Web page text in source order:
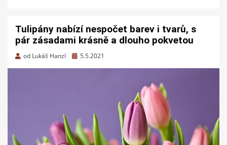
Tulipány nabízí nespočet barev i tvarů, s
pár zásadami krásně a dlouho pokvetou
od Lukáš Hanzl
Zveřejněno
5.5.2021